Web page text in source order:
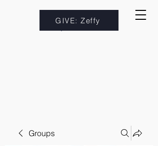
GIVE: Zeffy
Groups